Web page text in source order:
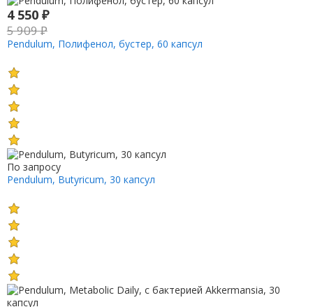
4 550 ₽
5 909₽
Pendulum, Полифенол, бустер, 60 капсул
По запросу
Pendulum, Butyricum, 30 капсул